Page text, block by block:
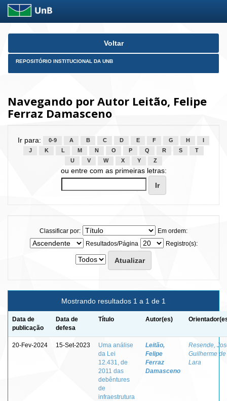
Skip
Voltar
REPOSITÓRIO INSTITUCIONAL DA UNB
Navegando por Autor Leitão, Felipe
Ferraz Damasceno
Ir para: 0-9 A B C D E F G H
J
K L M N O P Q R S
T
U
V W X Y Z
ou entre com as primeiras letras:
Classificar por:
Em ordem:
Resultados/Página
Registro(s):
Mostrando resultados 1 a 1 de 1
Data de
publicação
Data de
defesa
Título Autor(es)
20-Fev-2024 15-Set-2023
Uma análise
da Lei
12.431, de
2011 das
debêntures
de
infraestrutura
Leitão,
Felipe
Ferraz
Damasceno
Resende,
Guilherme de
Lara